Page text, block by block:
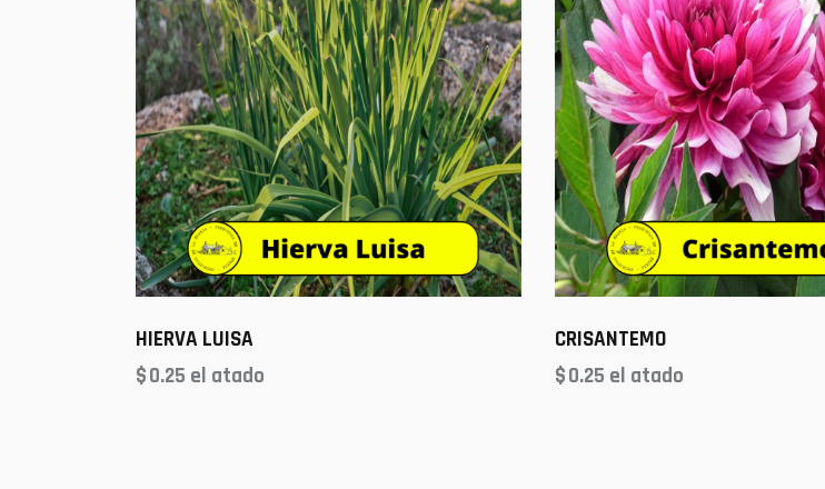
HIERVA LUISA
$0.25 el atado
CRISANTEMO
$0.25 el atado